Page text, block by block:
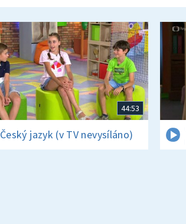
44:53
Český jazyk (v TV nevysíláno)